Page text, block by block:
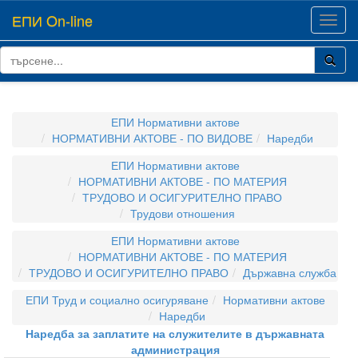
ЕПИ On-line
ЕПИ Нормативни актове
НОРМАТИВНИ АКТОВЕ - ПО ВИДОВЕ
Наредби
ЕПИ Нормативни актове
НОРМАТИВНИ АКТОВЕ - ПО МАТЕРИЯ
ТРУДОВО И ОСИГУРИТЕЛНО ПРАВО
Трудови отношения
ЕПИ Нормативни актове
НОРМАТИВНИ АКТОВЕ - ПО МАТЕРИЯ
ТРУДОВО И ОСИГУРИТЕЛНО ПРАВО
Държавна служба
ЕПИ Труд и социално осигуряване
Нормативни актове
Наредби
Наредба за заплатите на служителите в държавната
администрация